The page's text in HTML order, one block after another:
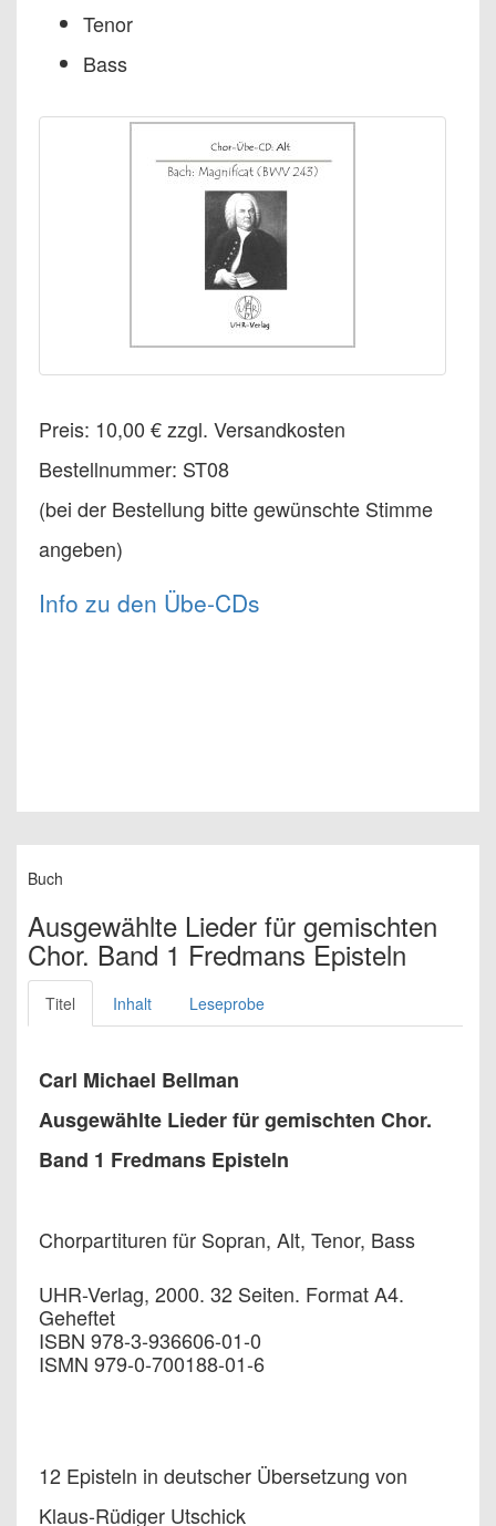
Tenor
Bass
Preis: 10,00 € zzgl. Versandkosten
Bestellnummer: ST08
(bei der Bestellung bitte gewünschte Stimme
angeben)
Info zu den Übe-CDs
Buch
Ausgewählte Lieder für gemischten
Chor. Band 1 Fredmans Episteln
Titel Inhalt Leseprobe
Carl Michael Bellman
Ausgewählte Lieder für gemischten Chor.
Band 1 Fredmans Episteln
Chorpartituren für Sopran, Alt, Tenor, Bass
UHR-Verlag, 2000. 32 Seiten. Format A4.
Geheftet
ISBN 978-3-936606-01-0
ISMN 979-0-700188-01-6
12 Episteln in deutscher Übersetzung von
Klaus-Rüdiger Utschick